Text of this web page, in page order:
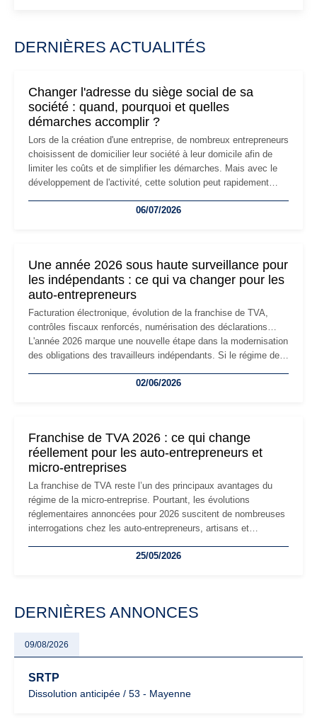
DERNIÈRES ACTUALITÉS
Changer l'adresse du siège social de sa
société : quand, pourquoi et quelles
démarches accomplir ?
Lors de la création d'une entreprise, de nombreux entrepreneurs
choisissent de domicilier leur société à leur domicile afin de
limiter les coûts et de simplifier les démarches. Mais avec le
développement de l'activité, cette solution peut rapidement
professionnels, recrutement, image de marque… Le
06/07/2026
Une année 2026 sous haute surveillance pour
les indépendants : ce qui va changer pour les
auto-entrepreneurs
Facturation électronique, évolution de la franchise de TVA,
contrôles fiscaux renforcés, numérisation des déclarations…
L'année 2026 marque une nouvelle étape dans la modernisation
des obligations des travailleurs indépendants. Si le régime de
les auto-entrepreneurs devront s'adapter à un environnement
02/06/2026
Franchise de TVA 2026 : ce qui change
réellement pour les auto-entrepreneurs et
micro-entreprises
La franchise de TVA reste l’un des principaux avantages du
régime de la micro-entreprise. Pourtant, les évolutions
réglementaires annoncées pour 2026 suscitent de nombreuses
interrogations chez les auto-entrepreneurs, artisans et
facturation ou risque de bascule vers la TVA : les règles
25/05/2026
DERNIÈRES ANNONCES
09/08/2026
SRTP
Dissolution anticipée / 53 - Mayenne